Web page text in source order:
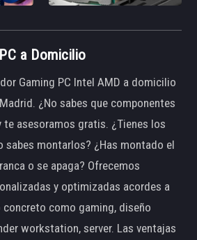
a Domicilio
Gaming PC Intel AMD a domicilio
¿No sabes que componentes
te asesoramos gratis. ¿Tienes los
sabes montarlos? ¿Has montado el
o se apaga? Ofrecemos
y optimizadas acordes a
concreto como gaming, diseño
workstation, server. Las ventajas